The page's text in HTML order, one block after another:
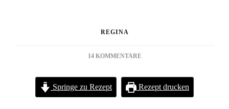
REGINA
14 KOMMENTAREZU
KOSI
–
EIN
Springe zu Rezept Rezept drucken